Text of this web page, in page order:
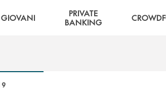
GIOVANI
PRIVATE
BANKING